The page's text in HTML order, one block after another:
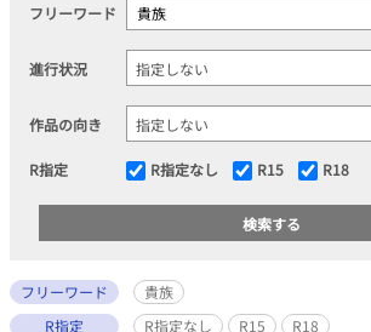
フリーワード
進行状況
作品の向き
R指定 R指定なし R15 R18
フリーワード
貴族
R指定
R指定なし R15 R18